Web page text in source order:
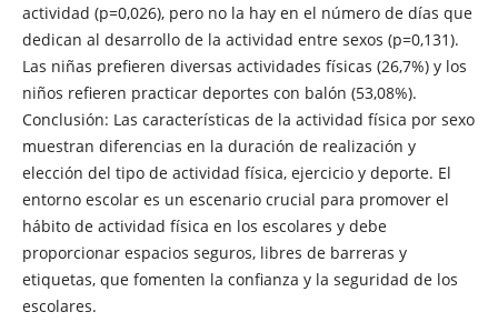
actividad (p=0,026), pero no la hay en el número de días que
dedican al desarrollo de la actividad entre sexos (p=0,131).
Las niñas prefieren diversas actividades físicas (26,7%) y los
niños refieren practicar deportes con balón (53,08%).
Conclusión: Las características de la actividad física por sexo
muestran diferencias en la duración de realización y
elección del tipo de actividad física, ejercicio y deporte. El
entorno escolar es un escenario crucial para promover el
hábito de actividad física en los escolares y debe
proporcionar espacios seguros, libres de barreras y
etiquetas, que fomenten la confianza y la seguridad de los
escolares.